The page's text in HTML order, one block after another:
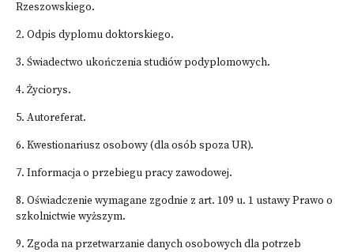
Rzeszowskiego.
2. Odpis dyplomu doktorskiego.
3. Świadectwo ukończenia studiów podyplomowych.
4. Życiorys.
5. Autoreferat.
6. Kwestionariusz osobowy (dla osób spoza UR).
7. Informacja o przebiegu pracy zawodowej.
8. Oświadczenie wymagane zgodnie z art. 109 u. 1 ustawy Prawo o
szkolnictwie wyższym.
9. Zgoda na przetwarzanie danych osobowych dla potrzeb